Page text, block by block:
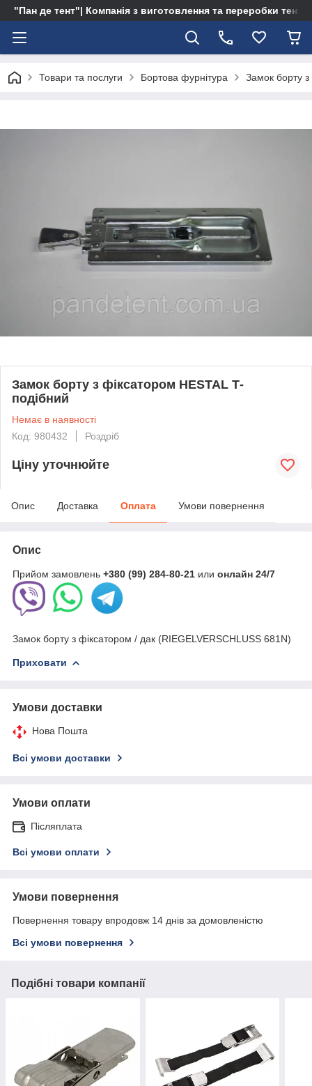
"Пан де тент"| Компанія з виготовлення та переробки тентів
Товари та послуги Бортова фурнітура Замок борту
Замок борту з фіксатором HESTAL Т-
подібний
Немає в наявності
Код: 980432
Роздріб
Ціну уточнюйте
Опис Доставка Оплата Умови повернення
Опис
Прийом замовлень +380 (99) 284-80-21 или онлайн 24/7
Замок борту з фіксатором / дак (RIEGELVERSCHLUSS 681N)
Приховати
Умови доставки
Нова Пошта
Всі умови доставки
Умови оплати
Післяплата
Всі умови оплати
Умови повернення
Повернення товару впродовж 14 днів за домовленістю
Всі умови повернення
Подібні товари компанії